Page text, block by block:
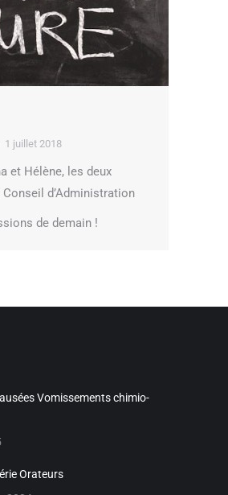
1 juillet 2018
et Hélène, les deux
d’Administration
de demain !
Vomissements chimio-
Orateurs